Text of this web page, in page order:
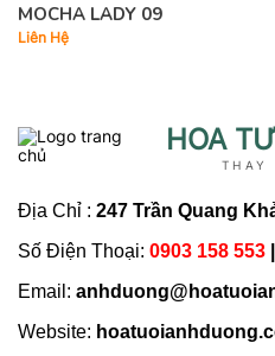
MOCHA LADY 09
Liên Hệ
HOA
THAY
Địa Chỉ : 247 Trần Quang
Số Điện Thoại: 0903 158 553
Email:
Website: